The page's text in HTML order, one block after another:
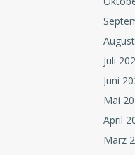
Juli
Juni
Mai
April
März